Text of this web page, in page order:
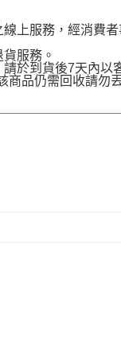
上服務，經消費者
服務。
於到貨後7天內以
商品仍需回收請勿